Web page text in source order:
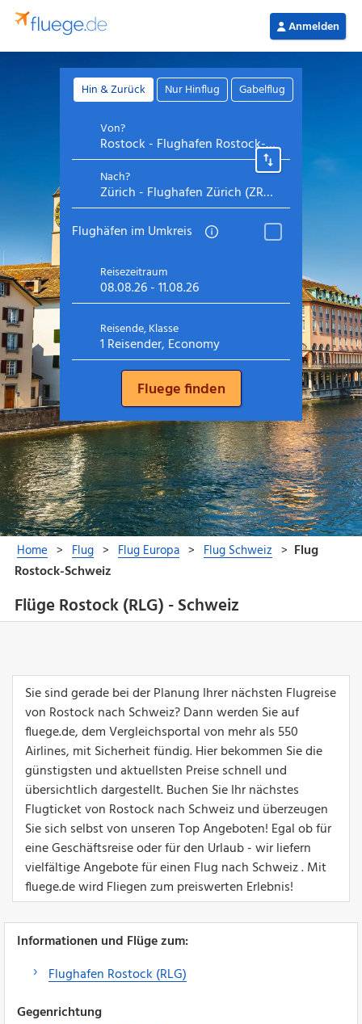
Flüge Rostock (RLG) - Schweiz
Sie sind gerade bei der Planung Ihrer nächsten Flugreise
von Rostock nach Schweiz? Dann werden Sie auf
fluege.de, dem Vergleichsportal von mehr als 550
Airlines, mit Sicherheit fündig. Hier bekommen Sie die
günstigsten und aktuellsten Preise schnell und
übersichtlich dargestellt. Buchen Sie Ihr nächstes
Flugticket von Rostock nach Schweiz und überzeugen
Sie sich selbst von unseren Top Angeboten! Egal ob für
eine Geschäftsreise oder für den Urlaub - wir liefern
vielfältige Angebote für einen Flug nach Schweiz . Mit
fluege.de wird Fliegen zum preiswerten Erlebnis!
Informationen und Flüge zum:
Flughafen Rostock (RLG)
Gegenrichtung